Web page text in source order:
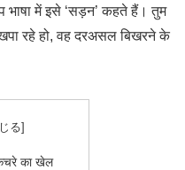
भाषा में इसे ‘सड़न’ कहते हैं। तुम
रहे हो, वह दरअसल बिखरने के
का खेल